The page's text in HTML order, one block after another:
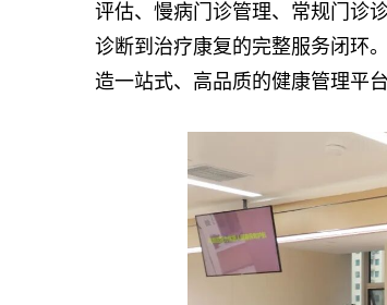
评估、慢病门诊管理、常规门诊
诊断到治疗康复的完整服务闭环
造一站式、高品质的健康管理平台